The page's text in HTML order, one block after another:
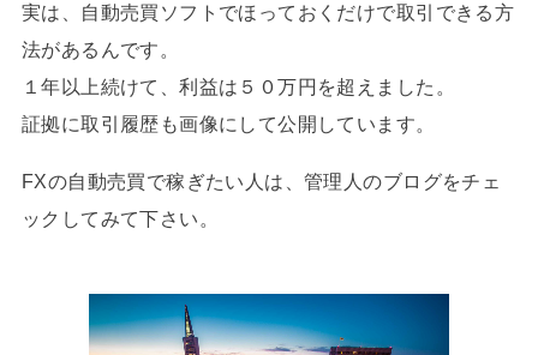
実は、自動売買ソフトでほっておくだけで取引できる方
法があるんです。
１年以上続けて、利益は５０万円を超えました。
証拠に取引履歴も画像にして公開しています。
FXの自動売買で稼ぎたい人は、管理人のブログをチェ
ックしてみて下さい。